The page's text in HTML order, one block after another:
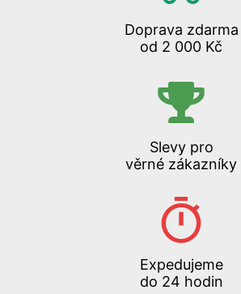
Doprava zdarma
od 2 000 Kč
Slevy pro
věrné zákazníky
Expedujeme
do 24 hodin